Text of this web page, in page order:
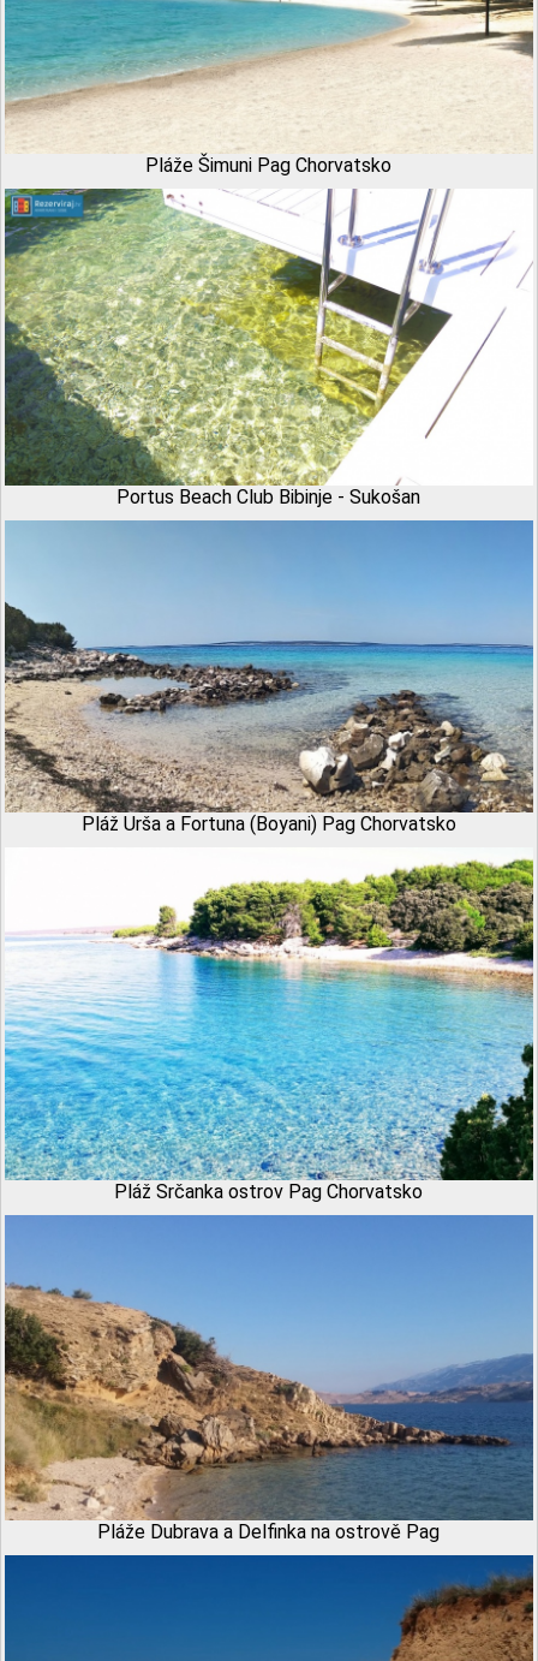
Pláže Šimuni Pag Chorvatsko
Portus Beach Club Bibinje - Sukošan
Pláž Urša a Fortuna (Boyani) Pag Chorvatsko
Pláž Srčanka ostrov Pag Chorvatsko
Pláže Dubrava a Delfinka na ostrově Pag